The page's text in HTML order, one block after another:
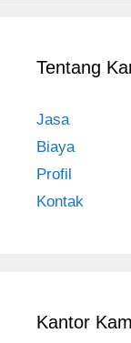
Tentang
Jasa
Biaya
Profil
Kontak
Kantor